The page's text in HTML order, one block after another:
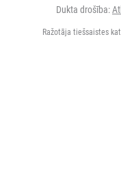
Dukta drošība:
Ražotāja tiešsaistes